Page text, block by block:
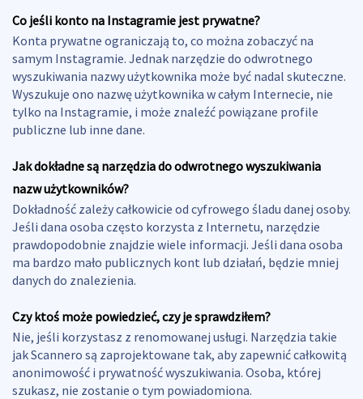
Co jeśli konto na Instagramie jest prywatne?
Konta prywatne ograniczają to, co można zobaczyć na
samym Instagramie. Jednak narzędzie do odwrotnego
wyszukiwania nazwy użytkownika może być nadal skuteczne.
Wyszukuje ono nazwę użytkownika w całym Internecie, nie
tylko na Instagramie, i może znaleźć powiązane profile
publiczne lub inne dane.
Jak dokładne są narzędzia do odwrotnego wyszukiwania
nazw użytkowników?
Dokładność zależy całkowicie od cyfrowego śladu danej osoby.
Jeśli dana osoba często korzysta z Internetu, narzędzie
prawdopodobnie znajdzie wiele informacji. Jeśli dana osoba
ma bardzo mało publicznych kont lub działań, będzie mniej
danych do znalezienia.
Czy ktoś może powiedzieć, czy je sprawdziłem?
Nie, jeśli korzystasz z renomowanej usługi. Narzędzia takie
jak Scannero są zaprojektowane tak, aby zapewnić całkowitą
anonimowość i prywatność wyszukiwania. Osoba, której
szukasz, nie zostanie o tym powiadomiona.